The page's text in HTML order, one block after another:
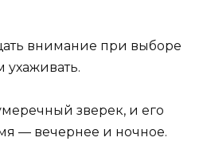
внимание при выборе
ухаживать.
зверек, и его
— вечернее и ночное.